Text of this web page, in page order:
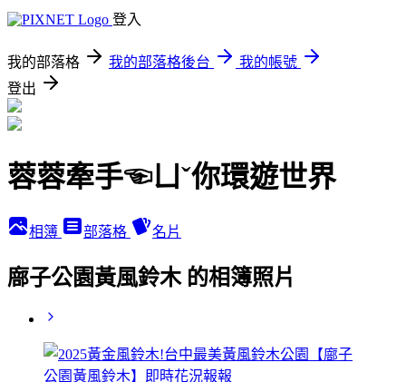
登入
我的部落格 我的部落格後台
我的帳號
登出
蓉蓉牽手☜ㄩˇ你環遊世界
相簿 部落格 名片
廍子公園黃風鈴木 的相簿照片